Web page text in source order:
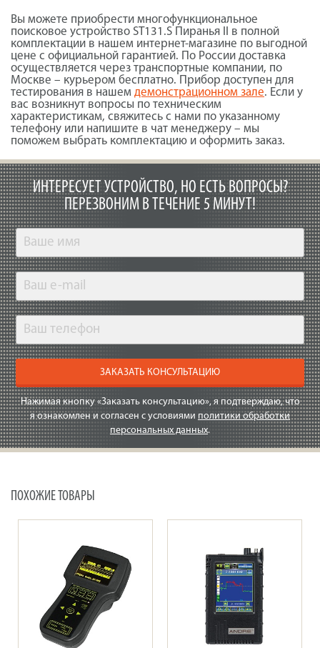
Вы можете приобрести многофункциональное
поисковое устройство ST131.S Пиранья II в полной
комплектации в нашем интернет-магазине по выгодной
цене с официальной гарантией. По России доставка
осуществляется через транспортные компании, по
Москве – курьером бесплатно. Прибор доступен для
тестирования в нашем демонстрационном зале. Если у
вас возникнут вопросы по техническим
характеристикам, свяжитесь с нами по указанному
телефону или напишите в чат менеджеру – мы
поможем выбрать комплектацию и оформить заказ.
ИНТЕРЕСУЕТ УСТРОЙСТВО, НО ЕСТЬ ВОПРОСЫ?
ПЕРЕЗВОНИМ В ТЕЧЕНИЕ 5 МИНУТ!
ЗАКАЗАТЬ КОНСУЛЬТАЦИЮ
Нажимая кнопку «Заказать консультацию», я подтверждаю, что
я ознакомлен и согласен с условиями политики обработки
персональных данных.
ПОХОЖИЕ ТОВАРЫ